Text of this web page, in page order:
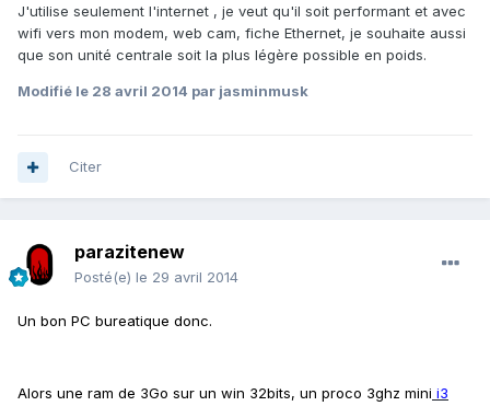
J'utilise seulement l'internet , je veut qu'il soit performant et avec
wifi vers mon modem, web cam, fiche Ethernet, je souhaite aussi
que son unité centrale soit la plus légère possible en poids.
Modifié le 28 avril 2014 par jasminmusk
Citer
parazitenew
Posté(e) le 29 avril 2014
Un bon PC bureatique donc.
Alors une ram de 3Go sur un win 32bits, un proco 3ghz mini i3